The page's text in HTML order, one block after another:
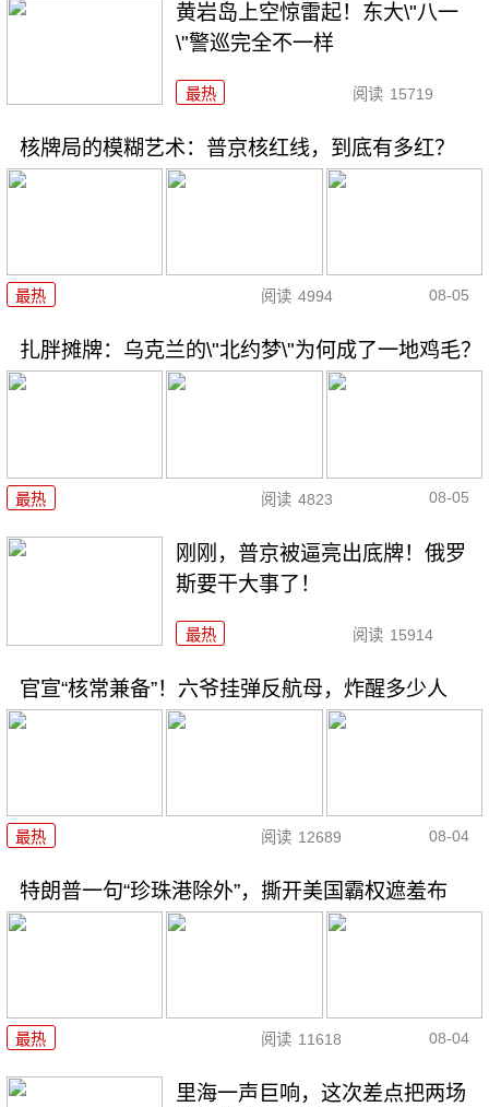
黄岩岛上空惊雷起！东大\"八一
\"警巡完全不一样
最热 阅读 15719
核牌局的模糊艺术：普京核红线，到底有多红？
最热 阅读 4994 08-05
扎胖摊牌：乌克兰的\"北约梦\"为何成了一地鸡毛？
最热 阅读 4823 08-05
刚刚，普京被逼亮出底牌！俄罗
斯要干大事了！
最热 阅读 15914
官宣“核常兼备”！六爷挂弹反航母，炸醒多少人
最热 阅读 12689 08-04
特朗普一句“珍珠港除外”，撕开美国霸权遮羞布
最热 阅读 11618 08-04
里海一声巨响，这次差点把两场